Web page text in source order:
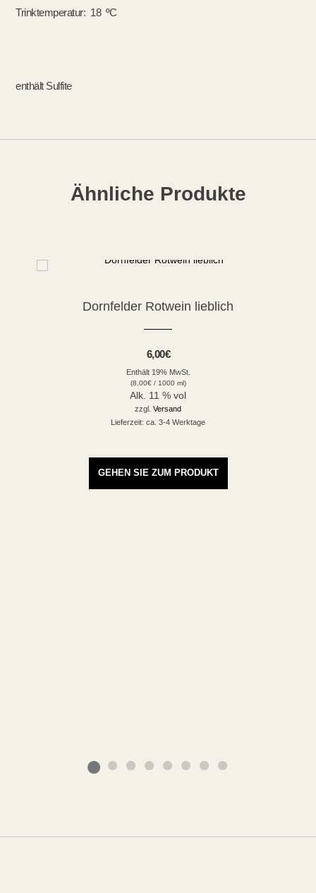
Trinktemperatur: 18 ºC
enthält Sulfite
Ähnliche Produkte
Dornfelder Rotwein lieblich
6,00€
Enthält 19% MwSt.
(8,00€/ 1000 ml)
Alk. 11 % vol
zzgl.Versand
Lieferzeit: ca. 3-4 Werktage
GEHEN SIE ZUM PRODUKT